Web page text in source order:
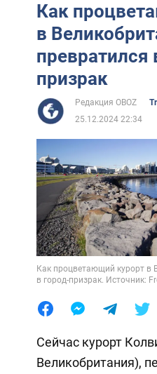
Как
в
превратился
призрак
Редакция OBOZ
25.12.2024 22:34
Как процветающий курорт в
в город-призрак. Источник:
Сейчас курорт
Великобритания),